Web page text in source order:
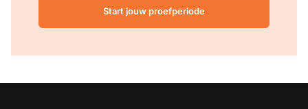
Start jouw proefperiode